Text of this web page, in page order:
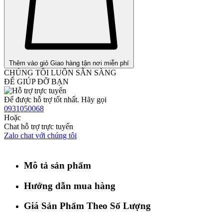
Thêm vào giỏ Giao hàng tận nơi miễn phí
CHÚNG TÔI LUÔN SẴN SÀNG
ĐỂ GIÚP ĐỠ BẠN
Để được hỗ trợ tốt nhất. Hãy gọi
0931050068
Hoặc
Chat hỗ trợ trực tuyến
Zalo chat với chúng tôi
Mô tả sản phẩm
Hướng dẫn mua hàng
Giá Sản Phẩm Theo Số Lượng